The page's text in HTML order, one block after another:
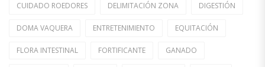
CUIDADO ROEDORES DELIMITACIÓN ZONA DIGESTIÓN
DOMA VAQUERA ENTRETENIMIENTO EQUITACIÓN
FLORA INTESTINAL FORTIFICANTE GANADO